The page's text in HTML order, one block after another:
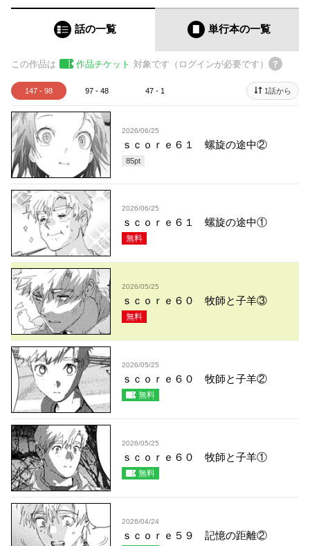
話の一覧 単行本の一覧
この作品は 作品チケット 対象です（ログインが必要です）
147 - 98 97 - 48 47 - 1 1話から
2026/06/25
ｓｃｏｒｅ６１ 螺旋の途中②
85pt
2026/06/25
ｓｃｏｒｅ６１ 螺旋の途中①
無料
2026/05/25
ｓｃｏｒｅ６０ 牧師と子羊③
無料
2026/05/25
ｓｃｏｒｅ６０ 牧師と子羊②
無料
2026/05/25
ｓｃｏｒｅ６０ 牧師と子羊①
無料
2026/04/24
ｓｃｏｒｅ５９ 記憶の距離②